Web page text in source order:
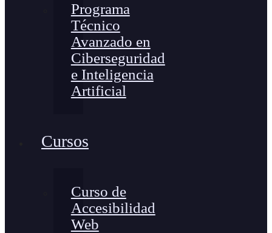
Programa
Técnico
Avanzado en
Ciberseguridad
e Inteligencia
Artificial
Cursos
Curso de
Accesibilidad
Web